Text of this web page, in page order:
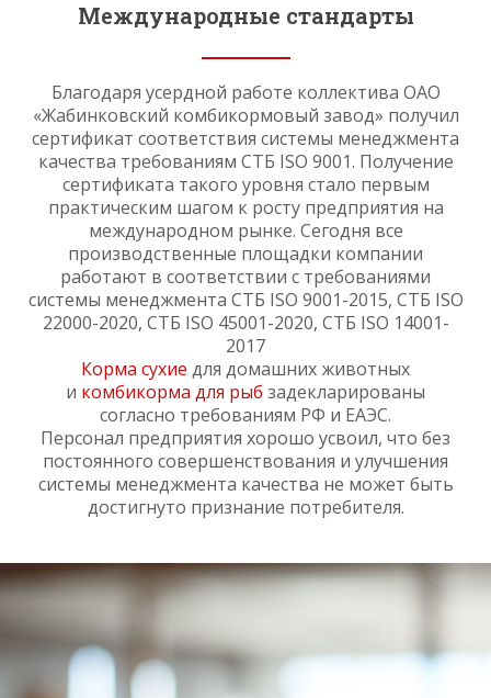
Международные стандарты
Благодаря усердной работе коллектива ОАО
«Жабинковский комбикормовый завод» получил
сертификат соответствия системы менеджмента
качества требованиям СТБ ISO 9001. Получение
сертификата такого уровня стало первым
практическим шагом к росту предприятия на
международном рынке. Сегодня все
производственные площадки компании
работают в соответствии с требованиями
системы менеджмента СТБ ISO 9001-2015, СТБ ISO
22000-2020, СТБ ISO 45001-2020, СТБ ISO 14001-
2017
Корма сухие для домашних животных
и комбикорма для рыб задекларированы
согласно требованиям РФ и ЕАЭС.
Персонал предприятия хорошо усвоил, что без
постоянного совершенствования и улучшения
системы менеджмента качества не может быть
достигнуто признание потребителя.